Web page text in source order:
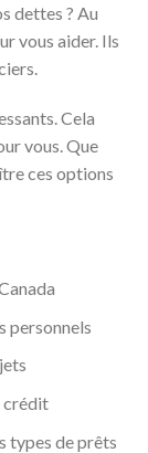
dettes ? Au
vous aider. Ils
Cela
vous. Que
ces options
personnels
crédit
types de prêts